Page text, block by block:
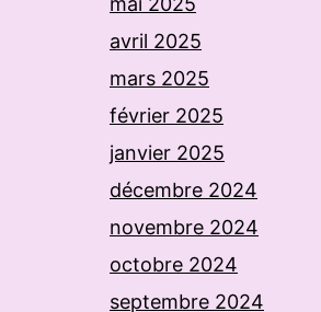
avril 2025
mars 2025
février 2025
janvier 2025
décembre 2024
novembre 2024
octobre 2024
septembre 2024